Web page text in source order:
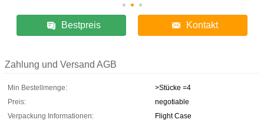
Bestpreis Kontakt
Zahlung und Versand AGB
Min Bestellmenge:
>Stücke =4
Preis:
negotiable
Verpackung Informationen:
Flight Case